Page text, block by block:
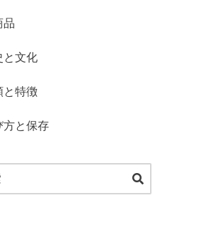
品
と文化
と特徴
方と保存